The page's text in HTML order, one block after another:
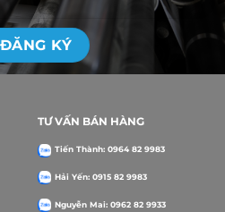
TƯ VẤN BÁN HÀNG
Tiến Thành: 0964 82 9983
Hải Yến: 0915 82 9983
Nguyễn Mai: 0962 82 9933